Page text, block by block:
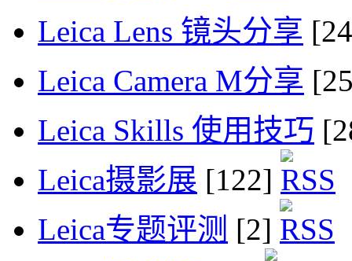
Leica Lens 镜头分享
Leica Camera M分享
Leica Skills 使用技巧
Leica摄影展 [122]
Leica专题评测 [2]